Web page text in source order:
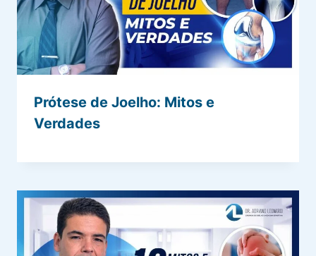
Prótese de Joelho: Mitos e
Verdades